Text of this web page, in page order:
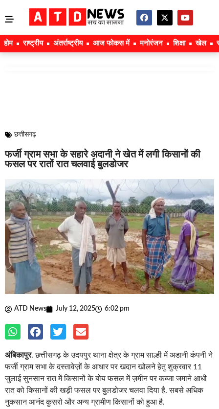
होम राष्ट्रीय अंतर्राष्ट्रीय आज फोकस में मनोरंजन शिक्षा खेल
छत्तीसगढ़
फर्जी ग्राम सभा के सहारे अदानी ने खेत में लगी किसानों की
फसल पर रातों रात चलवाई बुलडोजर
ATD News July 12, 2025 6:02 pm
अंबिकापुर. छत्तीसगढ़ के उदयपुर थाना क्षेत्र के ग्राम साल्ही में अडानी कंपनी ने
फर्जी ग्राम सभा के दस्तावेज़ों के आधार पर खदान खोलने हेतु शुक्रवार 11
जुलाई सुनसान रात में किसानों के बोय फसल में ज़मीन पर कब्जा जमाने आधी
रात को किसानों की खड़ी फसल पर बुलडोजर चलवा दिया है. सबसे अधिक
नुकसान आनंद कुसरो और अन्य ग्रामीण किसानों को हुआ है.